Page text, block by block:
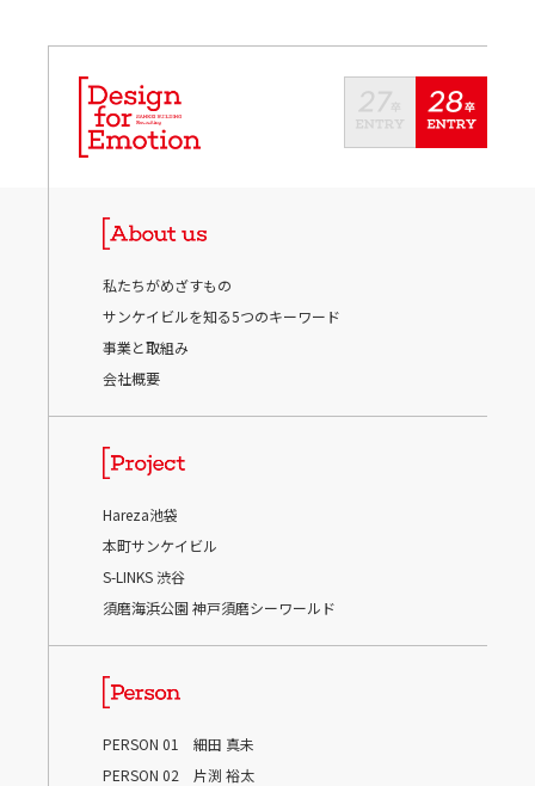
私たちがめざすもの
サンケイビルを知る5つのキーワード
事業と取組み
会社概要
Hareza池袋
本町サンケイビル
S-LINKS 渋谷
須磨海浜公園 神戸須磨シーワールド
PERSON 01 細田 真未
PERSON 02 片渕 裕太